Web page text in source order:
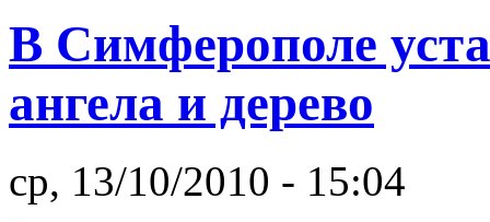
В Симферополе
ангела и дерево
ср, 13/10/2010 - 15:04